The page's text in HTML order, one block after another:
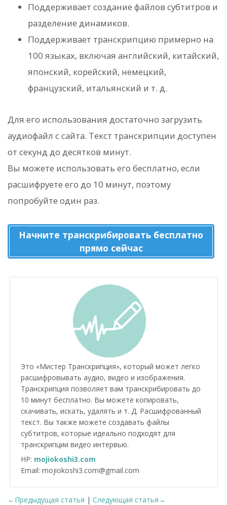
Поддерживает создание файлов субтитров и
разделение динамиков.
Поддерживает транскрипцию примерно на
100 языках, включая английский, китайский,
японский, корейский, немецкий,
французский, итальянский и т. д.
Для его использования достаточно загрузить
аудиофайл с сайта. Текст транскрипции доступен
от секунд до десятков минут.
Вы можете использовать его бесплатно, если
расшифруете его до 10 минут, поэтому
попробуйте один раз.
Начните транскрибировать бесплатно
прямо сейчас
Это «Мистер Транскрипция», который может легко
расшифровывать аудио, видео и изображения.
Транскрипция позволяет вам транскрибировать до
10 минут бесплатно. Вы можете копировать,
скачивать, искать, удалять и т. Д. Расшифрованный
текст. Вы также можете создавать файлы
субтитров, которые идеально подходят для
транскрипции видео интервью.
HP: mojiokoshi3.com
Email: mojiokoshi3.com@gmail.com
←Предыдущая статья | Следующая статья→